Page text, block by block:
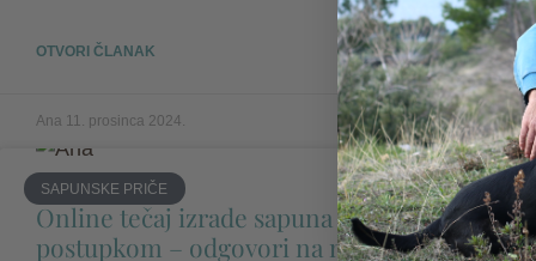
OTVORI ČLANAK
Ana 11. prosinca 2024.
SAPUNSKE PRIČE
Online tečaj izrade sapuna hladnim
postupkom – odgovori na najčešća